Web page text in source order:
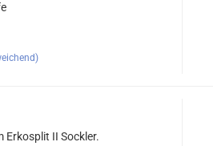
II Sockler.